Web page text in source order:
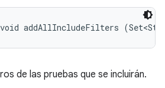
addAllIncludeFilters
de las pruebas que se incluirán.